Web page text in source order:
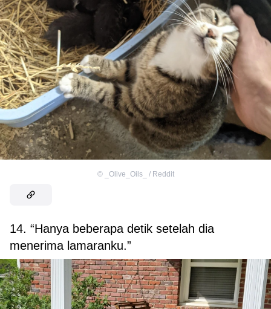
© _Olive_Oils_ / Reddit
14. “Hanya beberapa detik setelah dia
menerima lamaranku.”